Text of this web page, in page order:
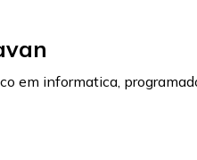
em informatica,